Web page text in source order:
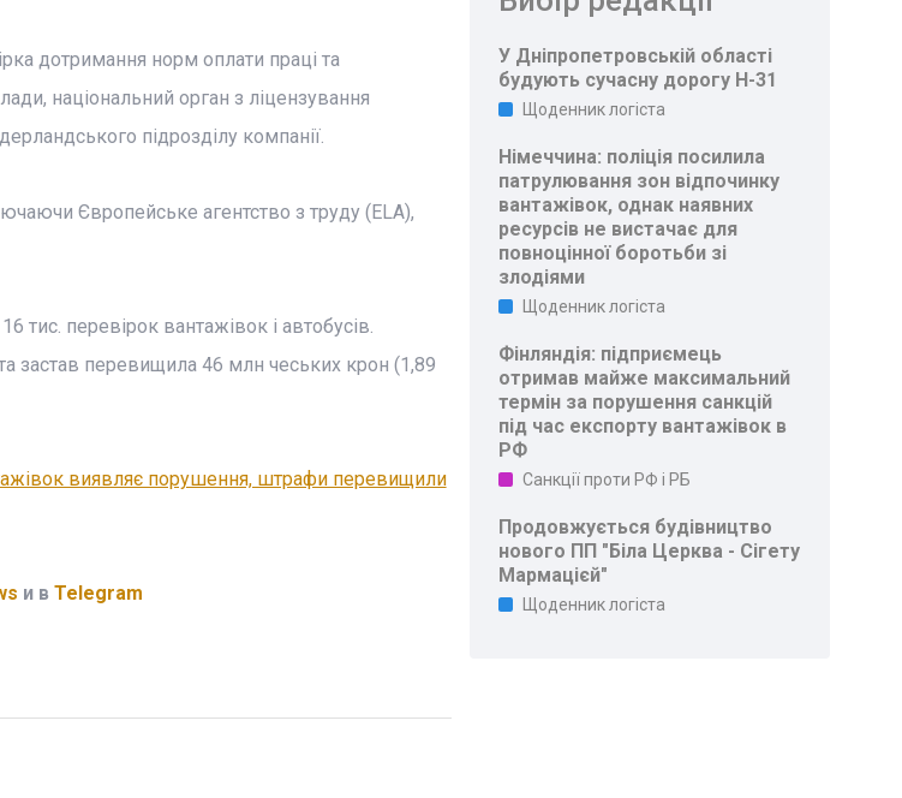
дотримання норм оплати праці та
національний орган з ліцензування
підрозділу компанії.
Європейське агентство з труду (ELA),
перевірок вантажівок і автобусів.
застав перевищила 46 млн чеських крон (1,89
виявляє порушення, штрафи перевищили
и в Telegram
У Дніпропетровській області
будують сучасну дорогу Н-31
Щоденник логіста
Німеччина: поліція посилила
патрулювання зон відпочинку
вантажівок, однак наявних
ресурсів не вистачає для
повноцінної боротьби зі
злодіями
Щоденник логіста
Фінляндія: підприємець
отримав майже максимальний
термін за порушення санкцій
під час експорту вантажівок в
РФ
Санкції проти РФ і РБ
Продовжується будівництво
нового ПП "Біла Церква - Сігету
Мармацієй"
Щоденник логіста